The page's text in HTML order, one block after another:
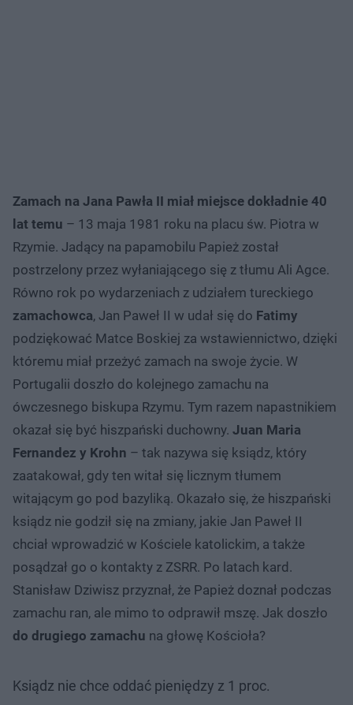
Zamach na Jana Pawła II miał miejsce dokładnie 40
lat temu – 13 maja 1981 roku na placu św. Piotra w
Rzymie. Jadący na papamobilu Papież został
postrzelony przez wyłaniającego się z tłumu Ali Agce.
Równo rok po wydarzeniach z udziałem tureckiego
zamachowca, Jan Paweł II w udał się do Fatimy
podziękować Matce Boskiej za wstawiennictwo, dzięki
któremu miał przeżyć zamach na swoje życie. W
Portugalii doszło do kolejnego zamachu na
ówczesnego biskupa Rzymu. Tym razem napastnikiem
okazał się być hiszpański duchowny. Juan Maria
Fernandez y Krohn – tak nazywa się ksiądz, który
zaatakował, gdy ten witał się licznym tłumem
witającym go pod bazyliką. Okazało się, że hiszpański
ksiądz nie godził się na zmiany, jakie Jan Paweł II
chciał wprowadzić w Kościele katolickim, a także
posądzał go o kontakty z ZSRR. Po latach kard.
Stanisław Dziwisz przyznał, że Papież doznał podczas
zamachu ran, ale mimo to odprawił mszę. Jak doszło
do drugiego zamachu na głowę Kościoła?
Ksiądz nie chce oddać pieniędzy z 1 proc.